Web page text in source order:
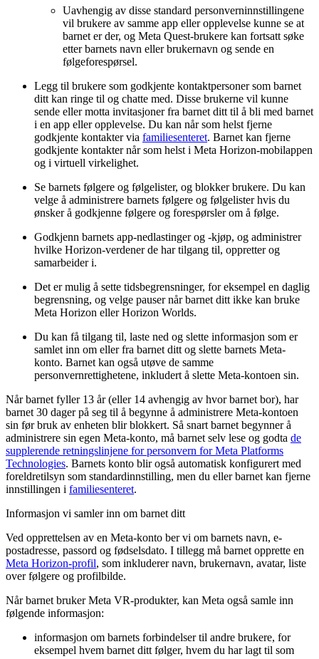
Uavhengig av disse standard personverninnstillingene
vil brukere av samme app eller opplevelse kunne se at
barnet er der, og Meta Quest-brukere kan fortsatt søke
etter barnets navn eller brukernavn og sende en
følgeforespørsel.
Legg til brukere som godkjente kontaktpersoner som barnet
ditt kan ringe til og chatte med. Disse brukerne vil kunne
sende eller motta invitasjoner fra barnet ditt til å bli med barnet
i en app eller opplevelse. Du kan når som helst fjerne
godkjente kontakter via familiesenteret. Barnet kan fjerne
godkjente kontakter når som helst i Meta Horizon-mobilappen
og i virtuell virkelighet.
Se barnets følgere og følgelister, og blokker brukere. Du kan
velge å administrere barnets følgere og følgelister hvis du
ønsker å godkjenne følgere og forespørsler om å følge.
Godkjenn barnets app-nedlastinger og -kjøp, og administrer
hvilke Horizon-verdener de har tilgang til, oppretter og
samarbeider i.
Det er mulig å sette tidsbegrensninger, for eksempel en daglig
begrensning, og velge pauser når barnet ditt ikke kan bruke
Meta Horizon eller Horizon Worlds.
Du kan få tilgang til, laste ned og slette informasjon som er
samlet inn om eller fra barnet ditt og slette barnets Meta-
konto. Barnet kan også utøve de samme
personvernrettighetene, inkludert å slette Meta-kontoen sin.
Når barnet fyller 13 år (eller 14 avhengig av hvor barnet bor), har
barnet 30 dager på seg til å begynne å administrere Meta-kontoen
sin før bruk av enheten blir blokkert. Så snart barnet begynner å
administrere sin egen Meta-konto, må barnet selv lese og godta de
supplerende retningslinjene for personvern for Meta Platforms
Technologies. Barnets konto blir også automatisk konfigurert med
foreldretilsyn som standardinnstilling, men du eller barnet kan fjerne
innstillingen i familiesenteret.
Informasjon vi samler inn om barnet ditt
Ved opprettelsen av en Meta-konto ber vi om barnets navn, e-
postadresse, passord og fødselsdato. I tillegg må barnet opprette en
Meta Horizon-profil, som inkluderer navn, brukernavn, avatar, liste
over følgere og profilbilde.
Når barnet bruker Meta VR-produkter, kan Meta også samle inn
følgende informasjon:
informasjon om barnets forbindelser til andre brukere, for
eksempel hvem barnet ditt følger, hvem du har lagt til som